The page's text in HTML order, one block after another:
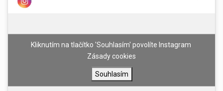
Kliknutím na tlačítko 'Souhlasím' povolíte Instagram
Zásady cookies
Souhlasím